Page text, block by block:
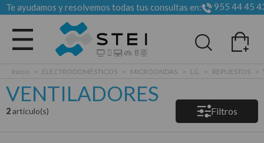
Te ayudamos y resolvemos todas tus consultas en: 955 44 45
Todas las categorias
Inicio > ELECTRODOMÉSTICOS > MICROONDAS > LG > REPUESTOS >
VENTILADORES
2articulo(s) Filtros